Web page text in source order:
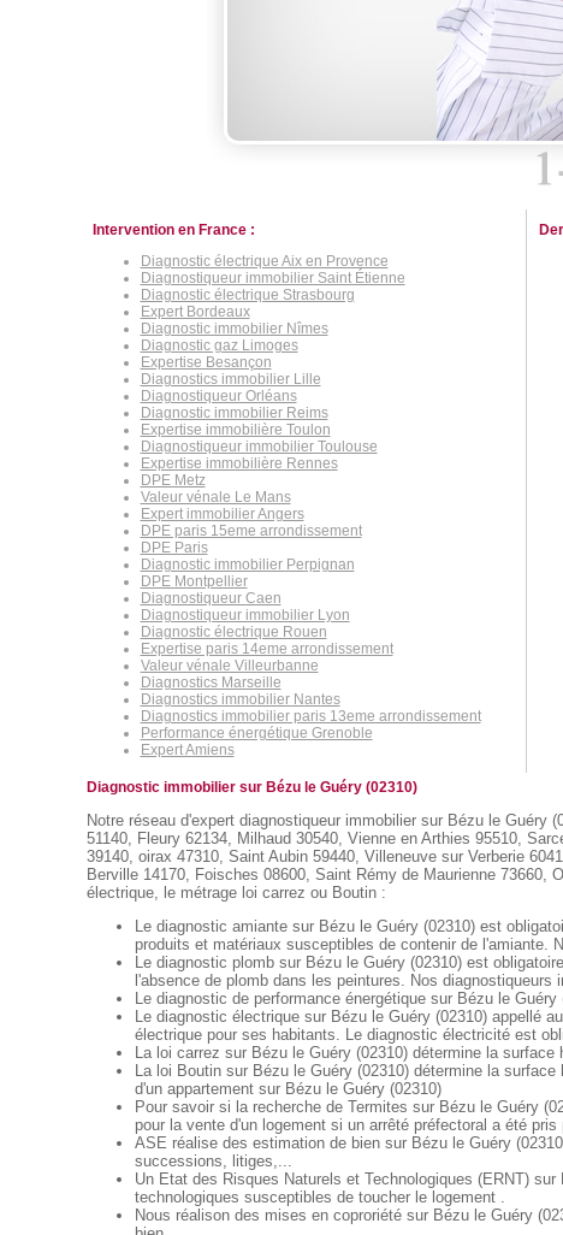
Intervention en France :
Diagnostic électrique Aix en Provence
Diagnostiqueur immobilier Saint Étienne
Diagnostic électrique Strasbourg
Expert Bordeaux
Diagnostic immobilier Nîmes
Diagnostic gaz Limoges
Expertise Besançon
Diagnostics immobilier Lille
Diagnostiqueur Orléans
Diagnostic immobilier Reims
Expertise immobilière Toulon
Diagnostiqueur immobilier Toulouse
Expertise immobilière Rennes
DPE Metz
Valeur vénale Le Mans
Expert immobilier Angers
DPE paris 15eme arrondissement
DPE Paris
Diagnostic immobilier Perpignan
DPE Montpellier
Diagnostiqueur Caen
Diagnostiqueur immobilier Lyon
Diagnostic électrique Rouen
Expertise paris 14eme arrondissement
Valeur vénale Villeurbanne
Diagnostics Marseille
Diagnostics immobilier Nantes
Diagnostics immobilier paris 13eme arrondissement
Performance énergétique Grenoble
Expert Amiens
Diagnostic immobilier sur Bézu le Guéry (02310)
Notre réseau d'expert diagnostiqueur immobilier sur Bézu le
51140, Fleury 62134, Milhaud 30540, Vienne en Arthies 95510,
39140, oirax 47310, Saint Aubin 59440, Villeneuve sur Verberie
Berville 14170, Foisches 08600, Saint Rémy de Maurienne
électrique, le métrage loi carrez ou Boutin :
Le diagnostic amiante sur Bézu le Guéry (02310) est
produits et matériaux susceptibles de contenir de l'amiante.
Le diagnostic plomb sur Bézu le Guéry (02310) est
l'absence de plomb dans les peintures. Nos diagnostiqueurs
Le diagnostic de performance énergétique sur Bézu le
Le diagnostic électrique sur Bézu le Guéry (02310) appellé
électrique pour ses habitants. Le diagnostic électricité est
La loi carrez sur Bézu le Guéry (02310) détermine la
La loi Boutin sur Bézu le Guéry (02310) détermine la
d'un appartement sur Bézu le Guéry (02310)
Pour savoir si la recherche de Termites sur Bézu le Guéry
pour la vente d'un logement si un arrêté préfectoral a été pris
ASE réalise des estimation de bien sur Bézu le Guéry
successions, litiges,...
Un Etat des Risques Naturels et Technologiques (ERNT)
technologiques susceptibles de toucher le logement .
Nous réalison des mises en coproriété sur Bézu le Guéry